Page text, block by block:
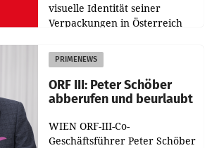
visuelle Identität seiner
Verpackungen in Österreich
Redesigns stehen zentrale
Gestaltungselemente
PRIMENEWS
ORF III: Peter Schöber
abberufen und beurlaubt
WIEN ORF-III-Co-
Geschäftsführer Peter Schöber